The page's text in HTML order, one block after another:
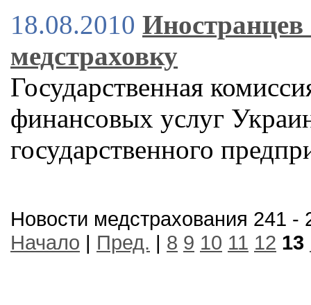
18.08.2010
медстраховку
Государственная
финансовых услуг
государственного
Новости медстрахования 241 -
Начало | Пред. | 8 9 10 11 12 13